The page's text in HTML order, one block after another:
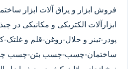
فروش ابزار و یراق آلات ابزار
ابزارآلات الکتریکی و مکانیکی در
پودر-تینر و حلال-روغن-قلم و
ساختمان-چسب-چسب بتن-چسب